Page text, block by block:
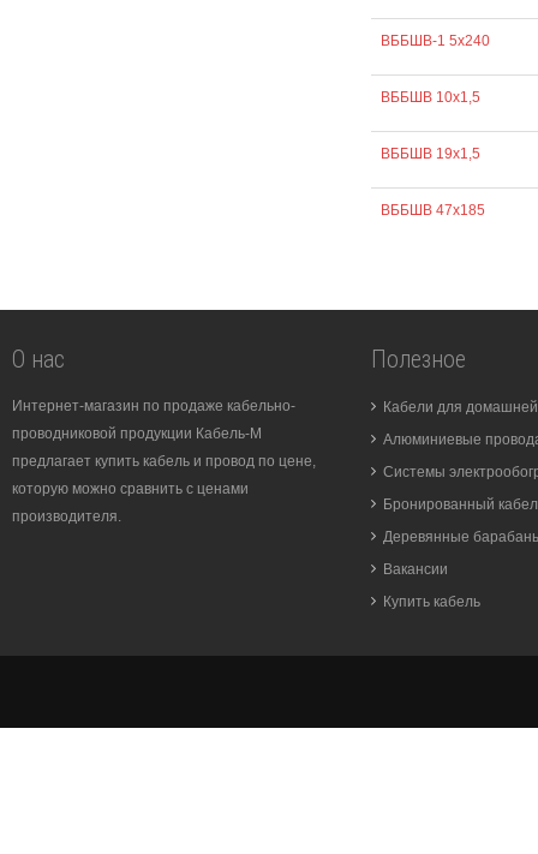
ВББШВ-1 5х240
ВББШВ 10х1,5
ВББШВ 19х1,5
ВББШВ 47х185
О нас
Интернет-магазин по продаже кабельно-
проводниковой продукции Кабель-М
предлагает купить кабель и провод по цене,
которую можно сравнить с ценами
производителя.
Полезное
Кабели для
Алюминиевые
Системы
Бронированный
Деревянные
Вакансии
Купить кабель